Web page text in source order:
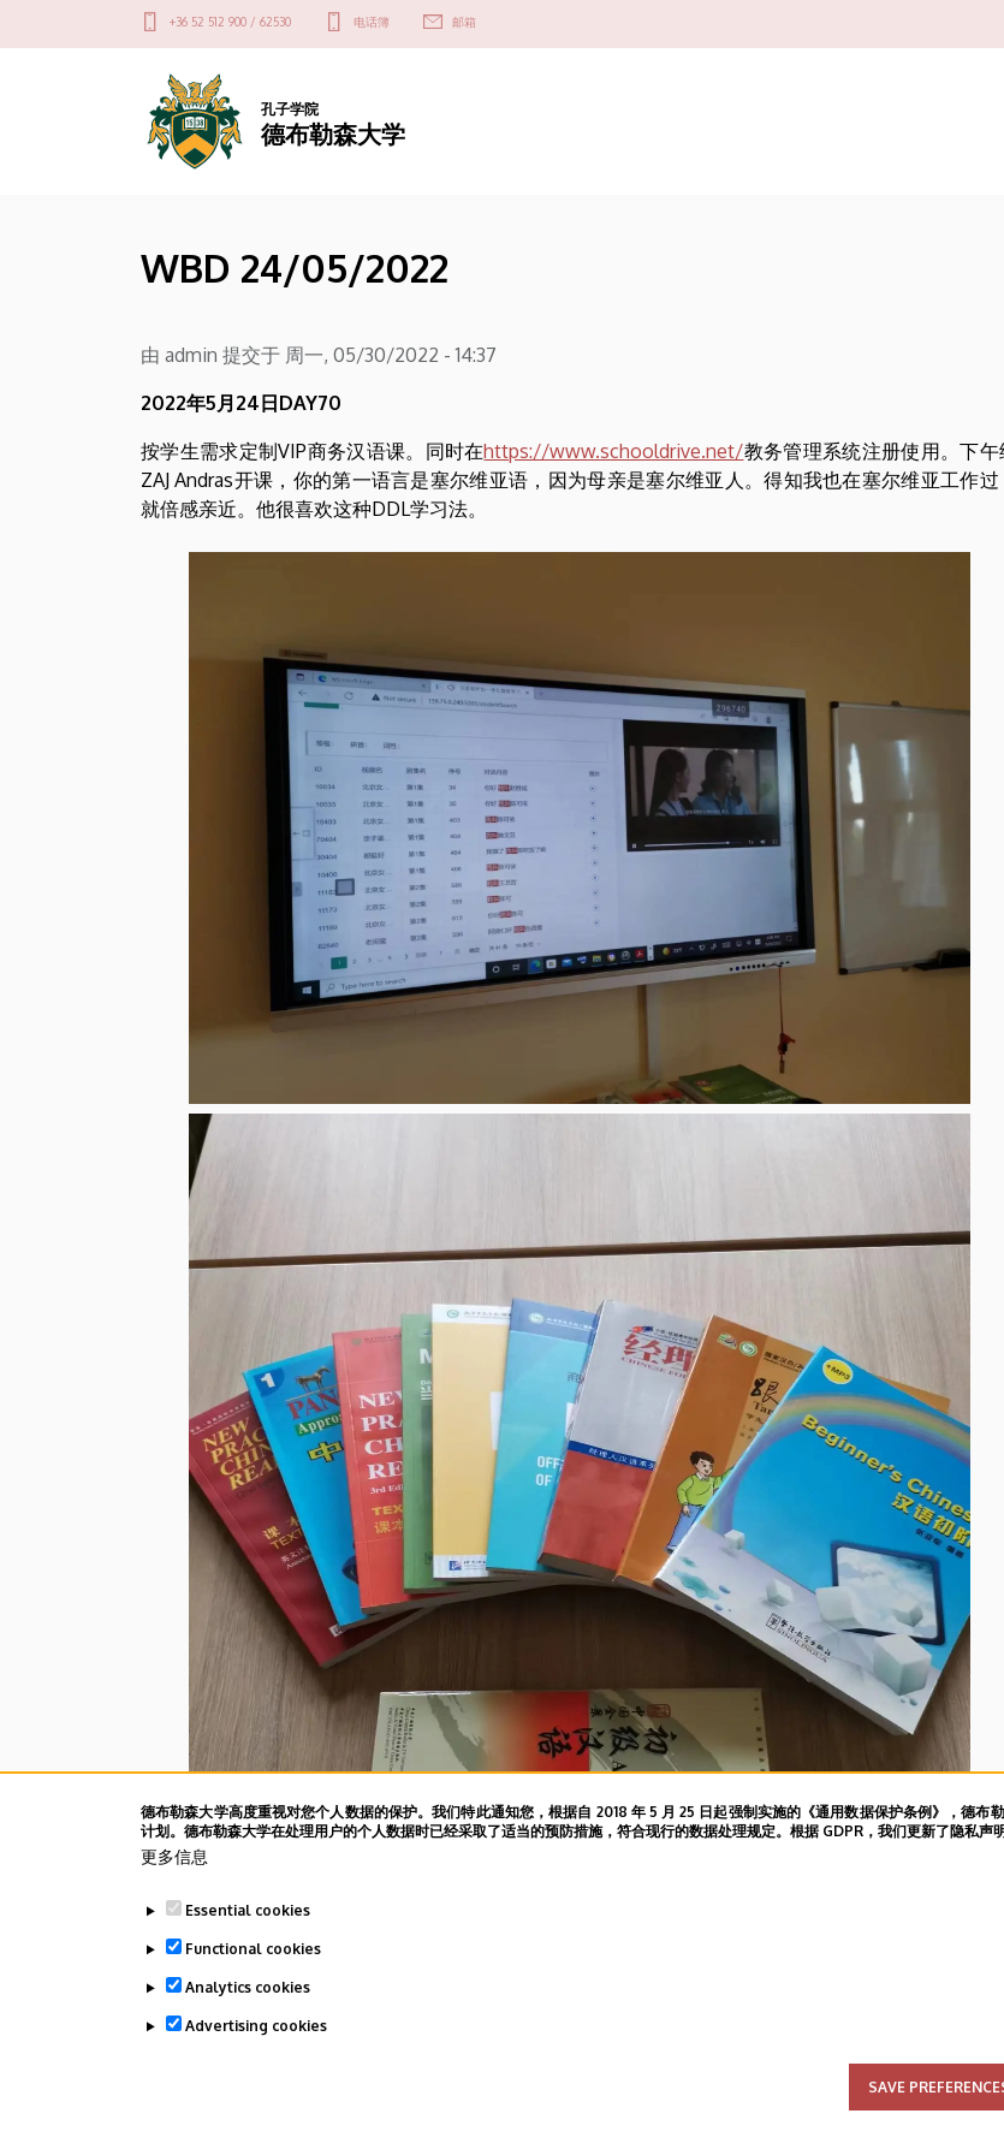
24/05/2022
转
Felső
menü
+36 52 512 900 / 62530 电话簿 邮箱
Felső
孔子学院
德布勒森大学
WBD 24/05/2022
由 admin 提交于 周一, 05/30/2022 - 14:37
2022年5月24日DAY70
按学生需求定制VIP商务汉语课。同时在https://www.schooldrive.net/教务管理系统注册使用。下午
ZAJ Andras开课，你的第一语言是塞尔维亚语，因为母亲是塞尔维亚人。得知我也在塞尔维亚工作过
就倍感亲近。他很喜欢这种DDL学习法。
德布勒森大学高度重视对您个人数据的保护。我们特此通知您，根据自 2018 年 5 月 25 日起强制实施的《通用数据保护条例》，德
计划。德布勒森大学在处理用户的个人数据时已经采取了适当的预防措施，符合现行的数据处理规定。根据 GDPR，我们更新了隐私
更多信息
Essential cookies
Functional cookies
Analytics cookies
Advertising cookies
SAVE